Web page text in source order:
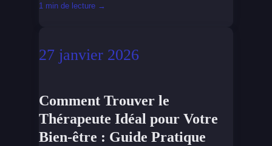
1 min de lecture →
27 janvier 2026
Comment Trouver le
Thérapeute Idéal pour Votre
Bien-être : Guide Pratique